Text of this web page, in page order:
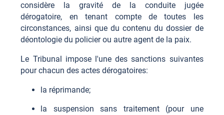
considère la gravité de la conduite jugée
dérogatoire, en tenant compte de toutes les
circonstances, ainsi que du contenu du dossier de
déontologie du policier ou autre agent de la paix.
Le Tribunal impose l'une des sanctions suivantes
pour chacun des actes dérogatoires:
la réprimande;
la suspension sans traitement (pour une